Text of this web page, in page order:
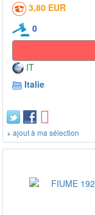
3,80 EUR
0
IT
Italie
+ ajout à ma sélection